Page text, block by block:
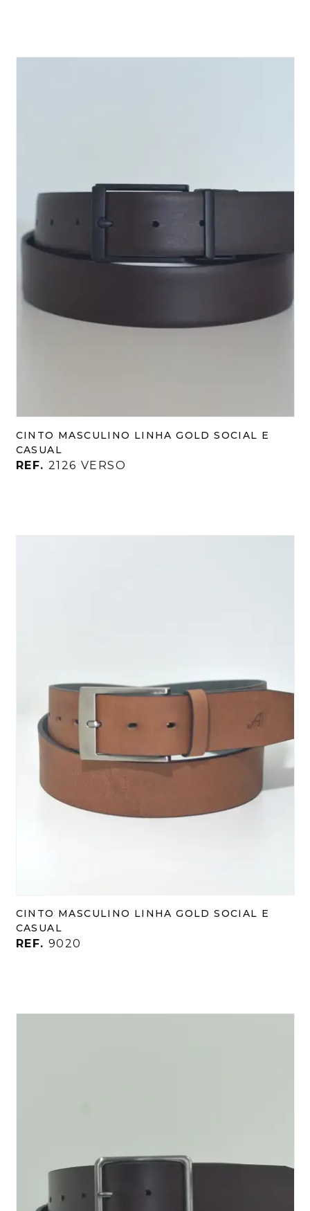
CINTO MASCULINO LINHA GOLD SOCIAL E
CASUAL
REF. 2126 VERSO
CINTO MASCULINO LINHA GOLD SOCIAL E
CASUAL
REF. 9020